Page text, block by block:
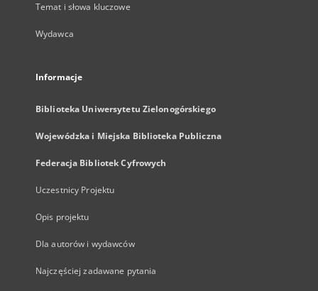
Temat i słowa kluczowe
Wydawca
Informacje
Biblioteka Uniwersytetu Zielonogórskiego
Wojewódzka i Miejska Biblioteka Publiczna
Federacja Bibliotek Cyfrowych
Uczestnicy Projektu
Opis projektu
Dla autorów i wydawców
Najczęściej zadawane pytania